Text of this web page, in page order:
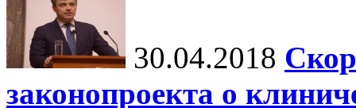
30.04.2018
законопроекта о